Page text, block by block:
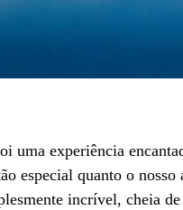
uma experiência
especial quanto o
incrível, cheia